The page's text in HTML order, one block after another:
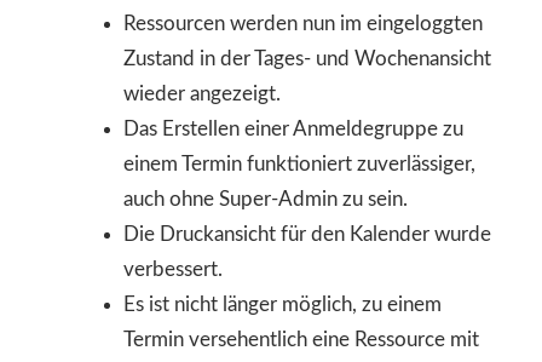
Ressourcen werden nun im eingeloggten
Zustand in der Tages- und Wochenansicht
wieder angezeigt.
Das Erstellen einer Anmeldegruppe zu
einem Termin funktioniert zuverlässiger,
auch ohne Super-Admin zu sein.
Die Druckansicht für den Kalender wurde
verbessert.
Es ist nicht länger möglich, zu einem
Termin versehentlich eine Ressource mit